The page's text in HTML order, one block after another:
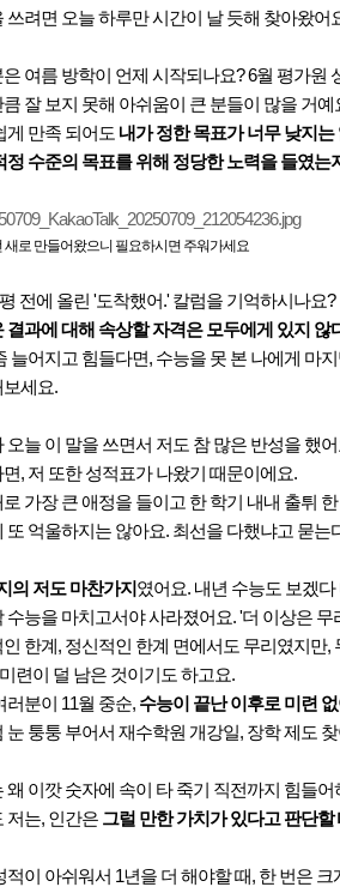
쓰려면 오늘 하루만 시간이 날 듯해 찾아왔어
여름 방학이 언제 시작되나요? 6월 평가원
잘 보지 못해 아쉬움이 큰 분들이 많을 거예
게 만족 되어도 내가 정한 목표가 너무 낮지
정 수준의 목표를 위해 정당한 노력을 들였는
새로 만들어왔으니 필요하시면 주워가세요
전에 올린 '도착했어.' 칼럼을 기억하시나요?
결과에 대해 속상할 자격은 모두에게 있지 않
늘어지고 힘들다면, 수능을 못 본 나에게 마
세요.
오늘 이 말을 쓰면서 저도 참 많은 반성을 했
, 저 또한 성적표가 나왔기 때문이에요.
가장 큰 애정을 들이고 한 학기 내내 출튀
또 억울하지는 않아요. 최선을 다했냐고 묻
의 저도 마찬가지 였어요. 내년 수능도 보겠
수능을 마치고서야 사라졌어요. '더 이상은
한계, 정신적인 한계 면에서도 무리였지만
련이 덜 남은 것이기도 하고요.
러분이 11월 중순, 수능이 끝난 이후로 미련
눈 퉁퉁 부어서 재수학원 개강일, 장학 제도
왜 이깟 숫자에 속이 타 죽기 직전까지 힘들
저는, 인간은 그럴 만한 가치가 있다고 판단할
적이 아쉬워서 1년을 더 해야할 때, 한 번은